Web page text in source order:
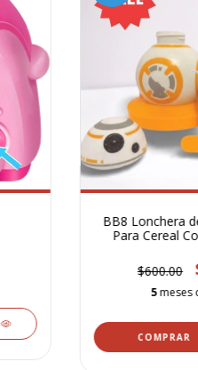
BB8 Lonchera
Para Cereal
$600.00
5 meses